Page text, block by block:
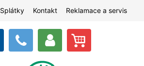
Splátky Kontakt Reklamace a servis